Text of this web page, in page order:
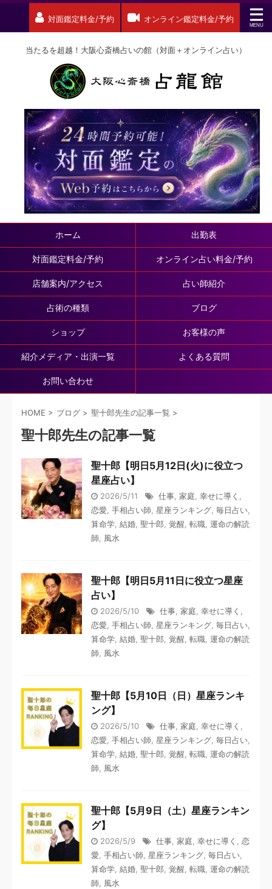
対面鑑定料金/予約 オンライン鑑定料金/予約
当たるを超越！大阪心斎橋占いの館（対面＋オンライン占い）
ホーム 出勤表
対面鑑定料金/予約 オンライン占い料金/予約
店舗案内/アクセス 占い師紹介
占術の種類 ブログ
ショップ お客様の声
紹介メディア・出演一覧 よくある質問
お問い合わせ
HOME > ブログ > 聖十郎先生の記事一覧 >
聖十郎先生の記事一覧
聖十郎【明日5月12日(火)に役立つ
星座占い】
2026/5/11 仕事, 家庭, 幸せに導く ,
恋愛, 手相占い師, 星座ランキング, 毎日占い,
算命学, 結婚, 聖十郎, 覚醒, 転職, 運命の解読
師, 風水
聖十郎【明日5月11日に役立つ星座
占い】
2026/5/10 仕事, 家庭, 幸せに導く ,
恋愛, 手相占い師, 星座ランキング, 毎日占い,
算命学, 結婚, 聖十郎, 覚醒, 転職, 運命の解読
師, 風水
聖十郎【5月10日（日）星座ランキ
ング】
2026/5/10 仕事, 家庭, 幸せに導く ,
恋愛, 手相占い師, 星座ランキング, 毎日占い,
算命学, 結婚, 聖十郎, 覚醒, 転職, 運命の解読
師, 風水
聖十郎【5月9日（土）星座ランキン
グ】
2026/5/9 仕事, 家庭, 幸せに導く , 恋
愛, 手相占い師, 星座ランキング, 毎日占い,
算命学, 結婚, 聖十郎, 覚醒, 転職, 運命の解読
師, 風水